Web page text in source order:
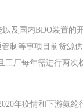
及国内BDO装置的
制等事项目前货源
工厂每年需进行两次
年疫情和下游氨纶